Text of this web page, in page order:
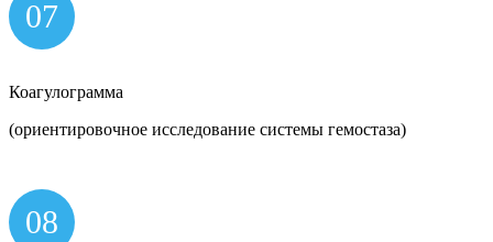
07
Коагулограмма
(ориентировочное исследование системы гемостаза)
08